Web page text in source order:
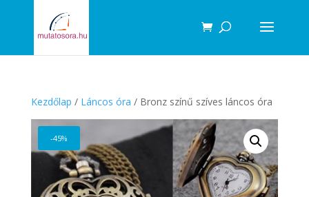
Kezdőlap / Láncos óra / Bronz színű szíves láncos óra
-45%